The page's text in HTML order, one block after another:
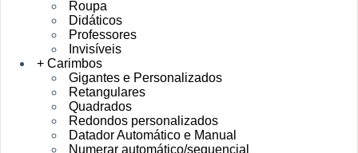
Roupa
Didáticos
Professores
Invisíveis
+ Carimbos
Gigantes e Personalizados
Retangulares
Quadrados
Redondos personalizados
Datador Automático e Manual
Numerar automático/sequencial